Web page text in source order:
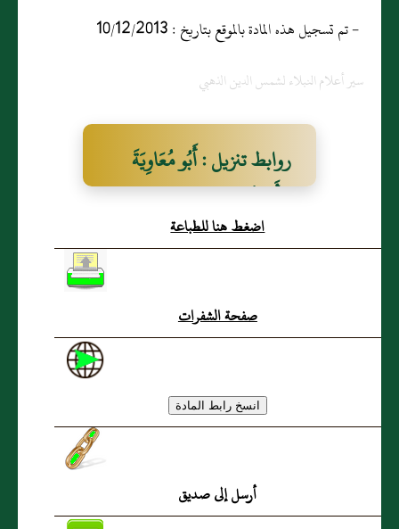
- تم تسجيل هذه المادة بالموقع بتاريخ : 10/12/2013
سير أعلام النبلاء لشمس الدين الذهبي
روابط تنزيل : أَبُو مُعَاوِيَةَ
الأَسْوَدُ
اضغط هنا للطباعة
صفحة الشفرات
أرسل إلى صديق